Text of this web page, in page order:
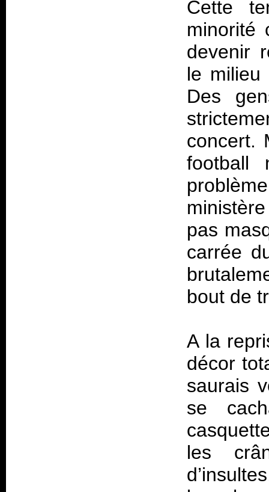
Cette
minorité
devenir
le
Des
concert.
football
pas
carrée
bout de
A la
décor
saurais
se
les